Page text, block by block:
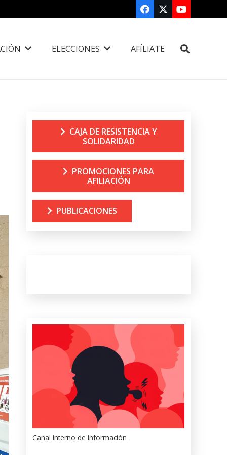
ELECCIONES AFÍLIATE
CAJA DE RESISTENCIA Y
SOLIDARIDAD
PROMOCIONES PARA
AFILIACIÓN
PUBLICACIONES
Canal interno de información